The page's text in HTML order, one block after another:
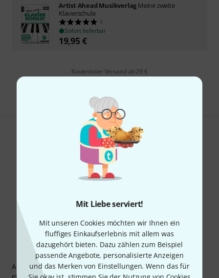
Mit Liebe serviert!
Mit unseren Cookies möchten wir Ihnen ein
fluffiges Einkaufserlebnis mit allem was
dazugehört bieten. Dazu zählen zum Beispiel
passende Angebote, personalisierte Anzeigen
und das Merken von Einstellungen. Wenn das für
Artist Ahead Musikverlag Meine zweite
Klavierschule
1
Sofort lieferbar
19,95€
Kostenloser Versand ab 29 €
Gefällt Ihnen, was Sie sehen?
Teilen Hilfe & Feedback
Thomann Newsletter
Abonniere den Thomann Newsletter und gewinne mit